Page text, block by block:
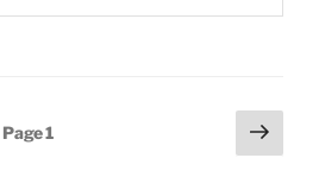
Page1
Page